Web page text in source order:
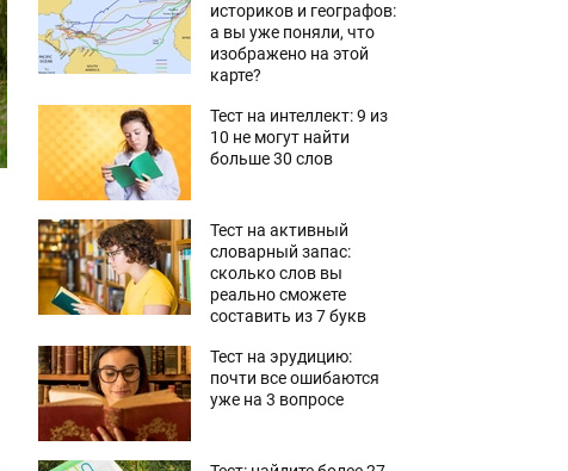
историков и географов:
а вы уже поняли, что
изображено на этой
карте?
Тест на интеллект: 9 из
10 не могут найти
больше 30 слов
Тест на активный
словарный запас:
сколько слов вы
реально сможете
составить из 7 букв
Тест на эрудицию:
почти все ошибаются
уже на 3 вопросе